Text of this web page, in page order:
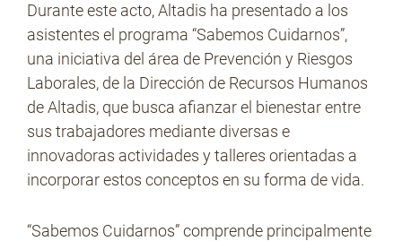
Durante este acto, Altadis ha presentado a los
asistentes el programa “Sabemos Cuidarnos”,
una iniciativa del área de Prevención y Riesgos
Laborales, de la Dirección de Recursos Humanos
de Altadis, que busca afianzar el bienestar entre
sus trabajadores mediante diversas e
innovadoras actividades y talleres orientadas a
incorporar estos conceptos en su forma de vida.
“Sabemos Cuidarnos” comprende principalmente